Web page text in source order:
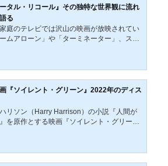
、K、JOIの行動を手がかりに、愛、自由意
死の自覚を読み解き、人間と人工生命の境
す。『ブレードランナー』とは、1982年に
リドリー・スコット監督のSF映画である。
タル・リコール』その独特な世界観に流れ
る
庭のテレビでは沢山の映画が放映されてい
ムアローン」や「ターミネーター」、スタ
い記憶を思い出す人も少なくないだろう。
いくのは、昔テレビで盛んに放送され、若
マを抱く人も少なくない映画『トータル・
だ。かく言う筆者も、今作を恐ろしく感じ
人である。 しかし今作は、現在でもなおフ
SF映画でもある。その魅力はどこにあるの
『ソイレント・グリーン』2022年のディス
リソン（Harry Harrison）の小説『人間が
を原作とする映画『ソイレント・グリー
年の「世界」だということにも衝撃を覚
年に公開された本作の世界から現実の（2